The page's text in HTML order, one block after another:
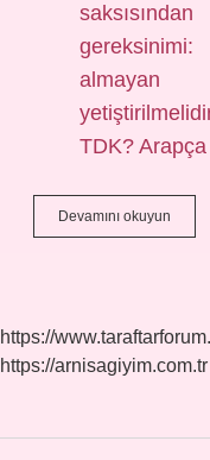
almayan
TDK?
Devamını okuyun
Saçı
https://
https://arnisagiyim.com.tr